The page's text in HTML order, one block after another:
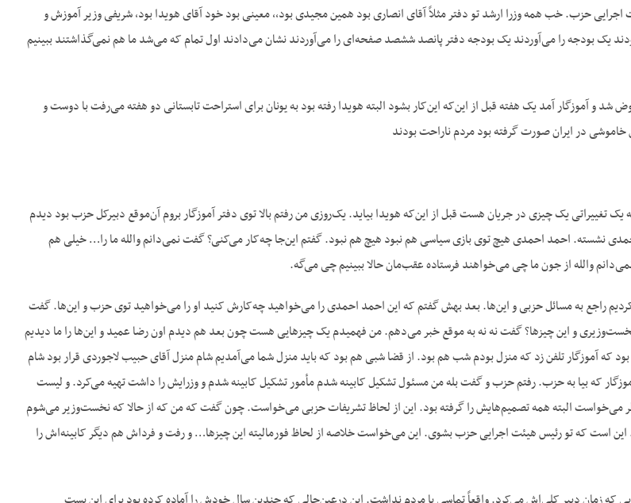
حزب. خب همه وزرا ارشد تو دفتر مثلاً آقای انصاری بود همین مجیدی بود،، معینی بود خود آقای هویدا بود، شریفی وزیر آموزش و
یک بودجه را می‌آوردند یک بودجه دفتر پانصد ششصد صفحه‌ای را می‌آوردند نشان می‌دادند اول تمام که می‌شد ما هم نمی‌گذاشتند ببینیم
شد و آ‌موزگار آمد یک هفته قبل از این‌که این‌کار بشود البته هویدا رفته بود به یونان برای استراحت تابستانی دو هفته می‌رفت با دوست و
در ایران صورت گرفته بود مردم ناراحت بودند
تغییراتی یک چیزی در جریان هست قبل از این‌که هویدا بیاید. یک‌روزی من رفتم بالا توی دفتر آموزگار بروم آن‌موقع دبیرکل حزب بود دیدم
احمدی نشسته. احمد احمدی هیچ توی بازی سیاسی هم نبود هیچ هم نبود. گفتم این‌جا چه‌کار می‌کنی؟ گفت نمی‌دانم والله ما را… خیلی هم
والله از جون ما چی می‌خواهند فرستاده عقب‌مان حالا ببینیم چی می‌گه.
راجع به مسائل حزبی و این‌ها. بعد بهش گفتم که این احمد احمدی را می‌خواهید چه‌کارش کنید او را می‌خواهید توی حزب و این‌ها. گفت
و این چیزها؟ گفت نه نه به موقع خبر می‌دهم. من فهمیدم یک چیزهایی هست چون بعد هم دیدم اون رضا عمید و این‌ها را ما دیدیم
که آموزگار تلفن زد که منزل بودم شب هم بود. از قضا شبی هم بود که باید منزل شما می‌آمدیم شام منزل آقای حبیب لاجوردی قرار بود شام
که بیا به حزب. رفتم حزب و گفت بله من مسئول تشکیل کابینه شدم مأمور تشکیل کابینه شدم و وزرایش را داشت تهیه می‌کرد. و لیست
می‌خواست البته همه تصمیم‌هایش را گرفته بود. این از لحاظ تشریفات حزبی می‌خواست. چون گفت که من که از حالا که نخست‌وزیر می‌شوم
است که تو رئیس هیئت اجرایی حزب بشوی. این می‌خواست خلاصه از لحاظ فورمالیته این چیزها… و رفت و فرداش هم دیگر کابینه‌اش را